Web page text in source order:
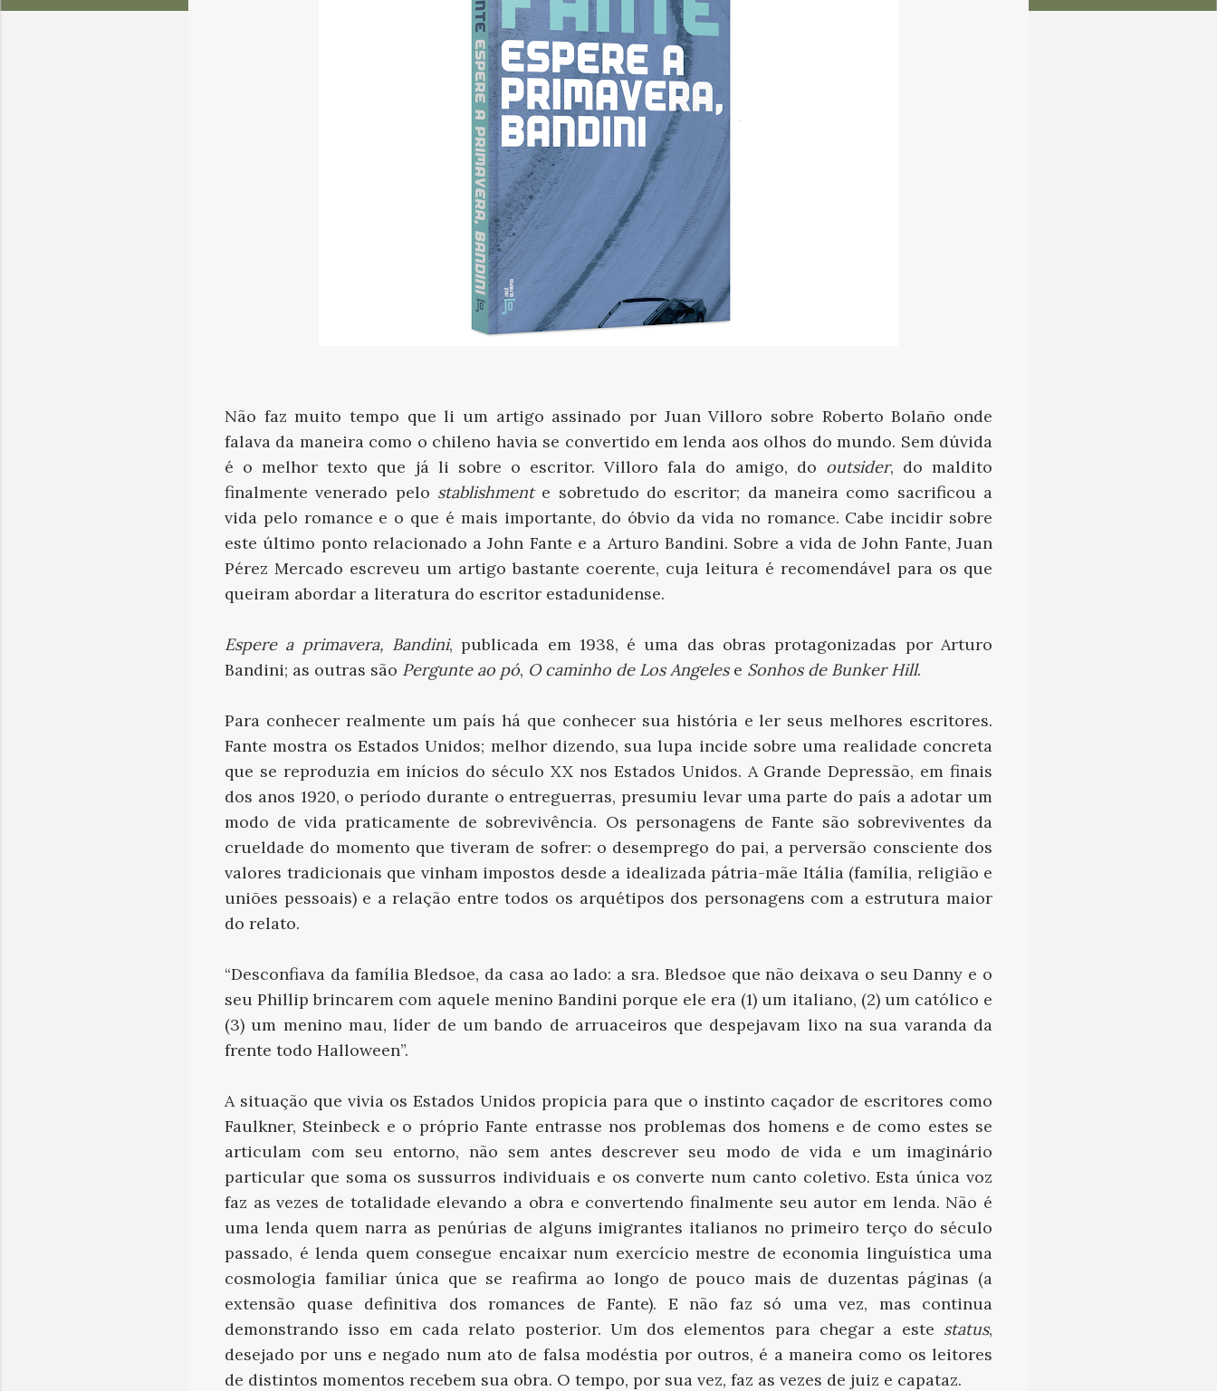
Não faz muito tempo que li um artigo assinado por Juan Villoro sobre Roberto Bolaño onde
falava da maneira como o chileno havia se convertido em lenda aos olhos do mundo. Sem dúvida
é o melhor texto que já li sobre o escritor. Villoro fala do amigo, do outsider, do maldito
finalmente venerado pelo stablishmente sobretudo do escritor; da maneira como sacrificou a
vida pelo romance e o que é mais importante, do óbvio da vida no romance. Cabe incidir sobre
este último ponto relacionado a John Fante e a Arturo Bandini. Sobre a vida de John Fante, Juan
Pérez Mercado escreveu um artigo bastante coerente, cuja leitura é recomendável para os que
queiram abordar a literatura do escritor estadunidense.
Espere a primavera, Bandini, publicada em 1938, é uma das obras protagonizadas por Arturo
Bandini; as outras são Pergunte ao pó, O caminho de Los Angelese Sonhos de Bunker Hill.
Para conhecer realmente um país há que conhecer sua história e ler seus melhores escritores.
Fante mostra os Estados Unidos; melhor dizendo, sua lupa incide sobre uma realidade concreta
que se reproduzia em inícios do século XX nos Estados Unidos. A Grande Depressão, em finais
dos anos 1920, o período durante o entreguerras, presumiu levar uma parte do país a adotar um
modo de vida praticamente de sobrevivência. Os personagens de Fante são sobreviventes da
crueldade do momento que tiveram de sofrer: o desemprego do pai, a perversão consciente dos
valores tradicionais que vinham impostos desde a idealizada pátria-mãe Itália (família, religião e
uniões pessoais) e a relação entre todos os arquétipos dos personagens com a estrutura maior
do relato.
“Desconfiava da família Bledsoe, da casa ao lado: a sra. Bledsoe que não deixava o seu Danny e o
seu Phillip brincarem com aquele menino Bandini porque ele era (1) um italiano, (2) um católico e
(3) um menino mau, líder de um bando de arruaceiros que despejavam lixo na sua varanda da
frente todo Halloween”.
A situação que vivia os Estados Unidos propicia para que o instinto caçador de escritores como
Faulkner, Steinbeck e o próprio Fante entrasse nos problemas dos homens e de como estes se
articulam com seu entorno, não sem antes descrever seu modo de vida e um imaginário
particular que soma os sussurros individuais e os converte num canto coletivo. Esta única voz
faz as vezes de totalidade elevando a obra e convertendo finalmente seu autor em lenda. Não é
uma lenda quem narra as penúrias de alguns imigrantes italianos no primeiro terço do século
passado, é lenda quem consegue encaixar num exercício mestre de economia linguística uma
cosmologia familiar única que se reafirma ao longo de pouco mais de duzentas páginas (a
extensão quase definitiva dos romances de Fante). E não faz só uma vez, mas continua
demonstrando isso em cada relato posterior. Um dos elementos para chegar a este status,
desejado por uns e negado num ato de falsa modéstia por outros, é a maneira como os leitores
de distintos momentos recebem sua obra. O tempo, por sua vez, faz as vezes de juiz e capataz.